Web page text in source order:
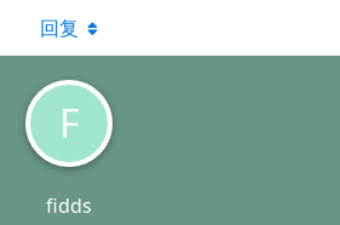
F
fidds
回复